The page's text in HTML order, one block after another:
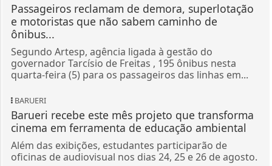
Passageiros reclamam de demora, superlotação
e motoristas que não sabem caminho de
ônibus...
Segundo Artesp, agência ligada à gestão do
governador Tarcísio de Freitas , 195 ônibus nesta
quarta-feira (5) para os passageiros das linhas em...
BARUERI
Barueri recebe este mês projeto que transforma
cinema em ferramenta de educação ambiental
Além das exibições, estudantes participarão de
oficinas de audiovisual nos dias 24, 25 e 26 de agosto.